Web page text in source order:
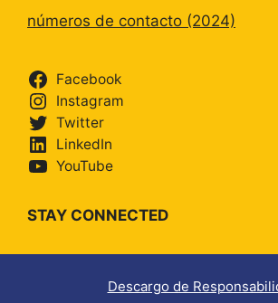
números de contacto (2024)
Facebook
Instagram
Twitter
LinkedIn
YouTube
STAY CONNECTED
Descargo de